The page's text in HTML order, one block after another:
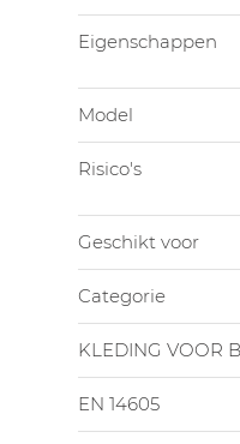
Eigenschappen
Model
Risico's
Geschikt voor
Categorie
KLEDING VOOR
EN 14605